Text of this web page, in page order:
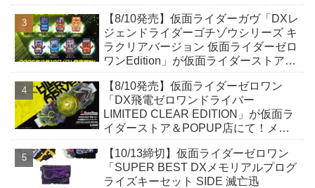
【8/10発売】仮面ライダーガヴ「DXレ
ジェンドライダーゴチゾウシリーズ キ
ラクリアバージョン 仮面ライダーゼロ
ワンEdition」が仮面ライダーストア＆
【8/10発売】仮面ライダーゼロワン
「DX飛電ゼロワンドライバー
LIMITED CLEAR EDITION」が仮面ラ
イダーストア＆POPUP店にて！メカ
弾！
【10/13締切】仮面ライダーゼロワン
「SUPER BEST DXメモリアルプログ
ライズキーセット SIDE 滅亡迅